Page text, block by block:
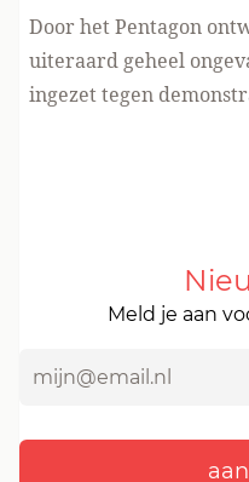
Door het Pentagon
uiteraard geheel
ingezet tegen
Meld je aan